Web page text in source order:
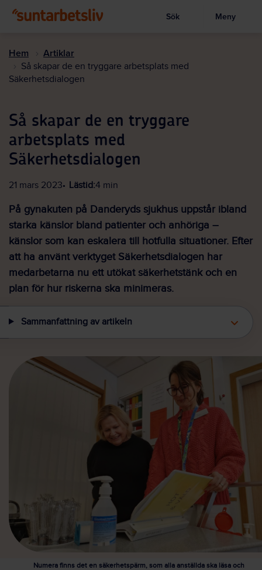
huvudinnehållet
Visa sökruta
Sök Meny
Hem Artiklar
Så skapar de en tryggare arbetsplats med
Säkerhetsdialogen
Så skapar de en tryggare
arbetsplats med
Säkerhetsdialogen
21 mars 2023 Lästid:4 min
På gynakuten på Danderyds sjukhus uppstår ibland
starka känslor bland patienter och anhöriga –
känslor som kan eskalera till hotfulla situationer. Efter
att ha använt verktyget Säkerhetsdialogen har
medarbetarna nu ett utökat säkerhetstänk och en
plan för hur riskerna ska minimeras.
Sammanfattning av artikeln
Numera finns det en säkerhetspärm, som alla anställda ska läsa och